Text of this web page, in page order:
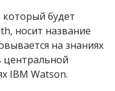
будет
носит название
на знаниях
центральной
IBM Watson.